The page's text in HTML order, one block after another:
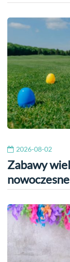
2026-08-02
Zabawy